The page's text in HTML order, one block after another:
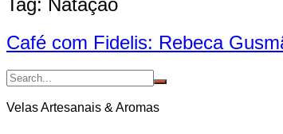
Tag: Natação
Café com Fidelis: Rebeca
Velas Artesanais & Aromas